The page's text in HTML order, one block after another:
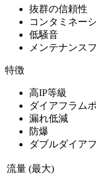
抜群の信頼性
コンタミネー
低騒音
メンテナンス
特徴
高IP等級
ダイアフラム
漏れ低減
防爆
ダブルダイア
流量 (最大)